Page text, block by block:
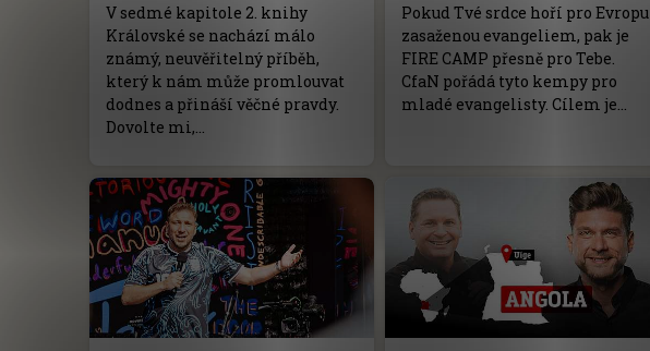
V sedmé kapitole 2. knihy
Královské se nachází málo
známý, neuvěřitelný příběh,
který k nám může promlouvat
dodnes a přináší věčné pravdy.
Dovolte mi,…
Pokud Tvé srdce hoří pro Evropu
zasaženou evangeliem, pak je
FIRE CAMP přesně pro Tebe.
CfaN pořádá tyto kempy pro
mladé evangelisty. Cílem je…